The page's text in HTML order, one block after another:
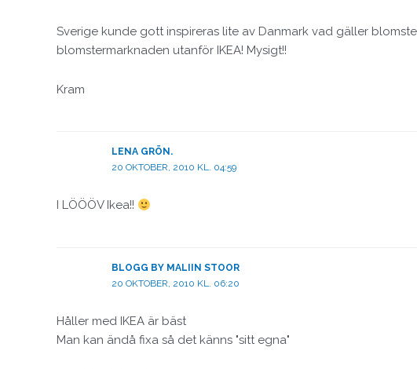
Sverige kunde gott inspireras lite av Danmark vad gäller
blomstermarknaden utanför IKEA! Mysigt!!
Kram
LENA GRÖN.
20 OKTOBER, 2010 KL. 04:59
I LÖÖÖV Ikea!!
BLOGG BY MALIIN STOOR
20 OKTOBER, 2010 KL. 06:20
Håller med IKEA är bäst
Man kan ändå fixa så det känns "sitt egna"